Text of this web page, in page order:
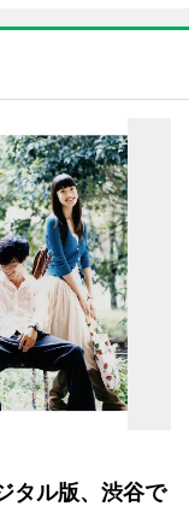
タル版、渋谷で